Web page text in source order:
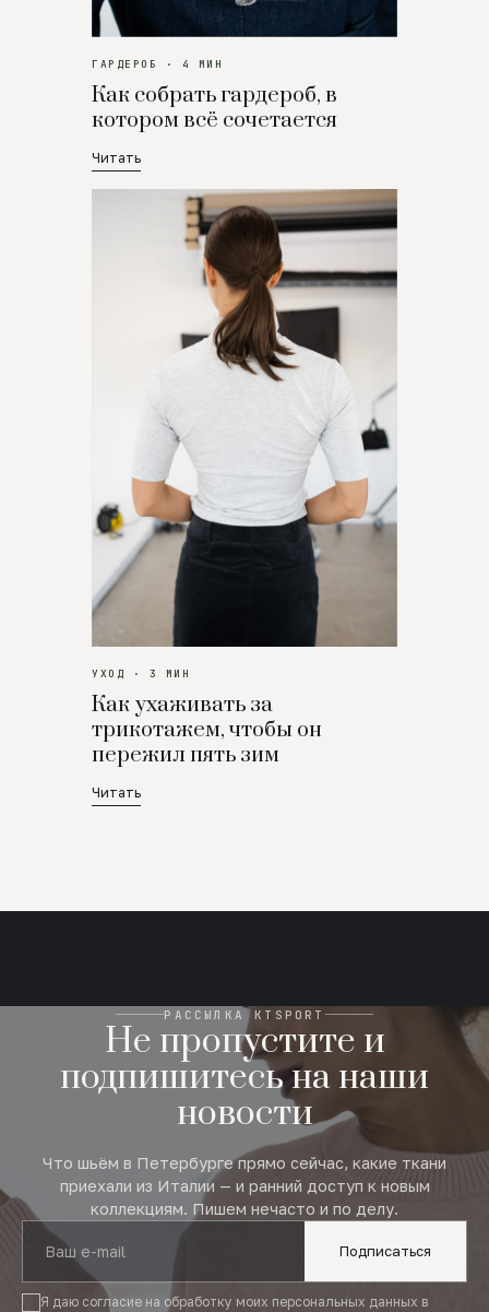
ГАРДЕРОБ · 4 МИН
Как собрать гардероб, в
котором всё сочетается
Читать
УХОД · 3 МИН
Как ухаживать за
трикотажем, чтобы он
пережил пять зим
Читать
РАССЫЛКА KTSPORT
Не пропустите и
подпишитесь на наши
новости
Что шьём в Петербурге прямо сейчас, какие ткани
приехали из Италии — и ранний доступ к новым
коллекциям. Пишем нечасто и по делу.
Подписаться
Я даю согласие на обработку моих персональных данных в